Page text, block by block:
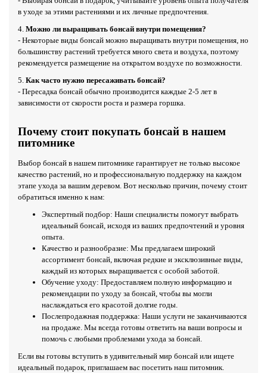
в уходе за этими растениями и их личные предпочтения.
4. Можно ли выращивать бонсай внутри помещения?
- Некоторые виды бонсай можно выращивать внутри помещения, но
большинству растений требуется много света и воздуха, поэтому
рекомендуется размещение на открытом воздухе по возможности.
5. Как часто нужно пересаживать бонсай?
- Пересадка бонсай обычно производится каждые 2-5 лет в
зависимости от скорости роста и размера горшка.
Почему стоит покупать бонсай в нашем
питомнике
Выбор бонсай в нашем питомнике гарантирует не только высокое
качество растений, но и профессиональную поддержку на каждом
этапе ухода за вашим деревом. Вот несколько причин, почему стоит
обратиться именно к нам:
Экспертный подбор: Наши специалисты помогут выбрать
идеальный бонсай, исходя из ваших предпочтений и уровня
опыта.
Качество и разнообразие: Мы предлагаем широкий
ассортимент бонсай, включая редкие и эксклюзивные виды,
каждый из которых выращивается с особой заботой.
Обучение уходу: Предоставляем полную информацию и
рекомендации по уходу за бонсай, чтобы вы могли
наслаждаться его красотой долгие годы.
Послепродажная поддержка: Наши услуги не заканчиваются
на продаже. Мы всегда готовы ответить на ваши вопросы и
помочь с любыми проблемами ухода за бонсай.
Если вы готовы вступить в удивительный мир бонсай или ищете
идеальный подарок, приглашаем вас посетить наш питомник.